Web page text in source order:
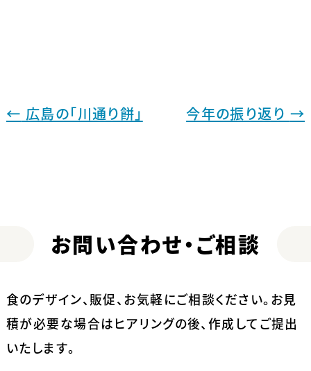
← 広島の「川通り餅」 今年の振り返り →
お問い合わせ・ご相談
食のデザイン、販促、お気軽にご相談ください。お見
積が必要な場合はヒアリングの後、作成してご提出
いたします。